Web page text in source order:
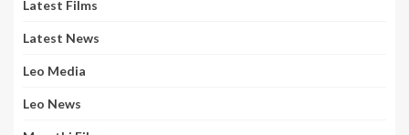
Latest Films
Latest News
Leo Media
Leo News